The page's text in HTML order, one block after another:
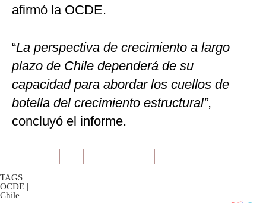
afirmó la OCDE.
“La perspectiva de crecimiento a largo
plazo de Chile dependerá de su
capacidad para abordar los cuellos de
botella del crecimiento estructural”,
concluyó el informe.
TAGS
OCDE |
Chile